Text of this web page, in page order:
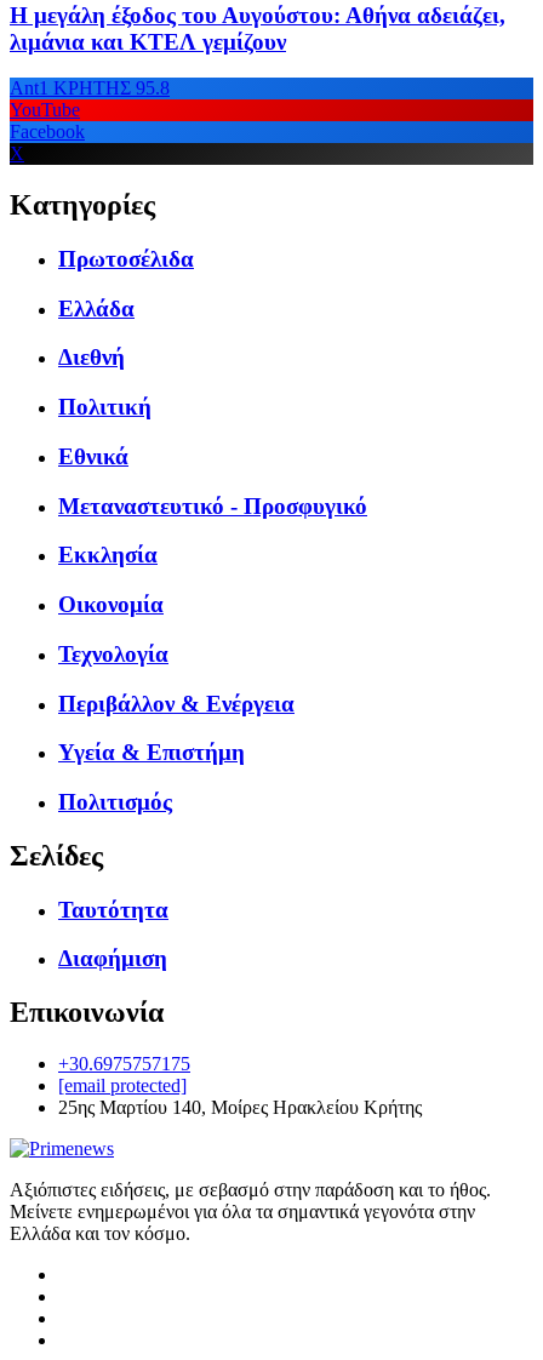
Η μεγάλη έξοδος του Αυγούστου: Αθήνα αδειάζει,
λιμάνια και ΚΤΕΛ γεμίζουν
Ant1 ΚΡΗΤΗΣ 95.8
YouTube
Facebook
X
Κατηγορίες
Πρωτοσέλιδα
Ελλάδα
Διεθνή
Πολιτική
Εθνικά
Μεταναστευτικό - Προσφυγικό
Εκκλησία
Οικονομία
Τεχνολογία
Περιβάλλον & Ενέργεια
Υγεία & Επιστήμη
Πολιτισμός
Σελίδες
Ταυτότητα
Διαφήμιση
Επικοινωνία
+30.6975757175
[email protected]
25ης Μαρτίου 140, Μοίρες Ηρακλείου Κρήτης
Αξιόπιστες ειδήσεις, με σεβασμό στην παράδοση και το ήθος.
Μείνετε ενημερωμένοι για όλα τα σημαντικά γεγονότα στην
Ελλάδα και τον κόσμο.